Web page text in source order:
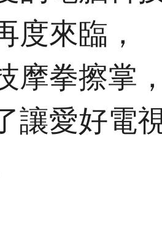
度來臨，
摩拳擦掌
讓愛好電